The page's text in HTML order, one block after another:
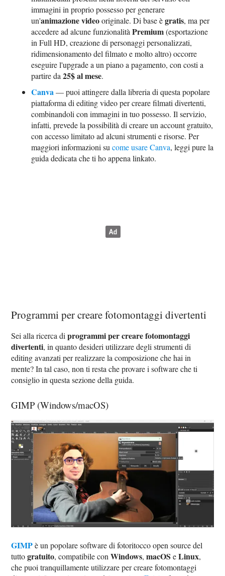
immagini in proprio possesso per generare
un'animazione videooriginale. Di base ègratis, ma per
accedere ad alcune funzionalitàPremium(esportazione
in Full HD, creazione di personaggi personalizzati,
ridimensionamento del filmato e molto altro) occorre
eseguire l'upgrade a un piano a pagamento, con costi a
partire da25$ al mese.
Canva— puoi attingere dalla libreria di questa popolare
piattaforma di editing video per creare filmati divertenti,
combinandoli con immagini in tuo possesso. Il servizio,
infatti, prevede la possibilità di creare un account gratuito,
con accesso limitato ad alcuni strumenti e risorse. Per
maggiori informazioni sucome usare Canva, leggi pure la
guida dedicata che ti ho appena linkato.
Programmi per creare fotomontaggi divertenti
Sei alla ricerca diprogrammi per creare fotomontaggi
divertenti, in quanto desideri utilizzare degli strumenti di
editing avanzati per realizzare la composizione che hai in
mente? In tal caso, non ti resta che provare i software che ti
consiglio in questa sezione della guida.
GIMP (Windows/macOS)
GIMPè un popolare software di fotoritocco open source del
tuttogratuito, compatibile conWindows,macOS eLinux,
che puoi tranquillamente utilizzare per creare fotomontaggi